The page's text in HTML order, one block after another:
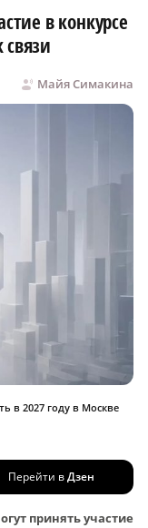
в конкурсе
Майя Симакина
в 2027 году в Москве
Перейти вДзен
принять участие